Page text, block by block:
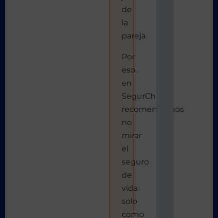
de
la
pareja.
Por
eso,
en
SegurChollo
recomendamos
no
mirar
el
seguro
de
vida
solo
como